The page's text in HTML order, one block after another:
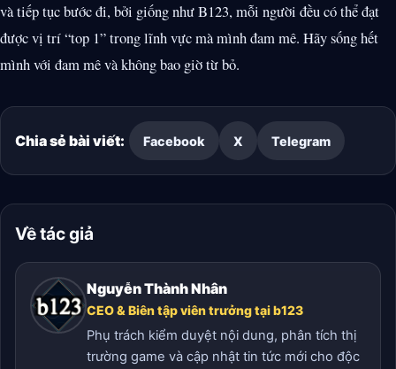
và tiếp tục bước đi, bởi giống như B123, mỗi người đều có thể đạt
được vị trí “top 1” trong lĩnh vực mà mình đam mê. Hãy sống hết
mình với đam mê và không bao giờ từ bỏ.
Chia sẻ bài viết: Facebook X Telegram
Về tác giả
Nguyễn Thành Nhân
CEO & Biên tập viên trưởng tại b123
Phụ trách kiểm duyệt nội dung, phân tích thị
trường game và cập nhật tin tức mới cho độc